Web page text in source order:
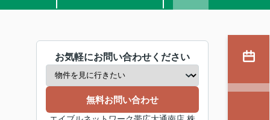
お気軽にお問い合わせください
無料お問い合わせ